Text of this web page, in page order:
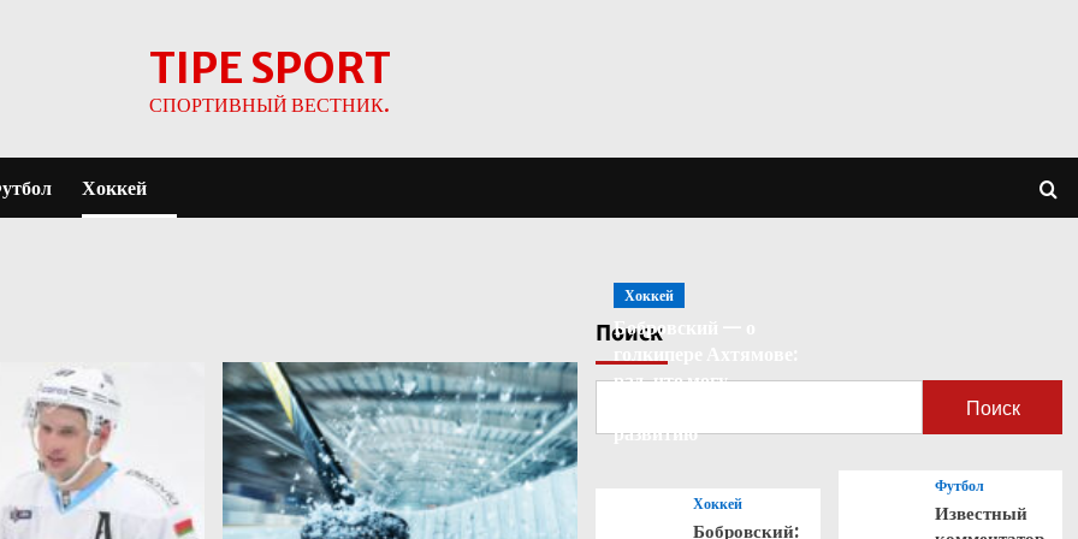
TIPE SPORT
СПОРТИВНЫЙ ВЕСТНИК.
Хоккей
Поиск
Поиск
Хоккей
Бобровский — о
рад, что могу
развитию
Хоккей
Бобровский:
Футбол
Известный